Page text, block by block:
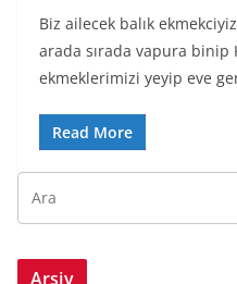
Biz ailecek balık
arada sırada vapura binip
ekmeklerimizi yeyip eve
Read More
Arşiv